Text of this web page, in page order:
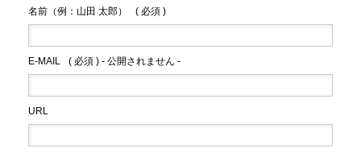
名前（例：山田 太郎） ( 必須 )
E-MAIL ( 必須 ) - 公開されません -
URL